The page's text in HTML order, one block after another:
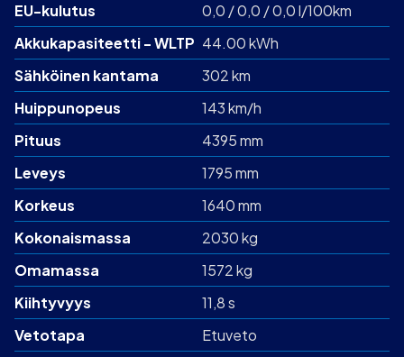
EU-kulutus
0,0 / 0,0 / 0,0 l/100km
Akku­kapasiteetti - WLTP 44.00 kWh
Sähköinen kantama
302 km
Huippunopeus
143 km/h
Pituus
4395 mm
Leveys
1795 mm
Korkeus
1640 mm
Kokonaismassa
2030 kg
Omamassa
1572 kg
Kiihtyvyys
11,8 s
Vetotapa
Etuveto